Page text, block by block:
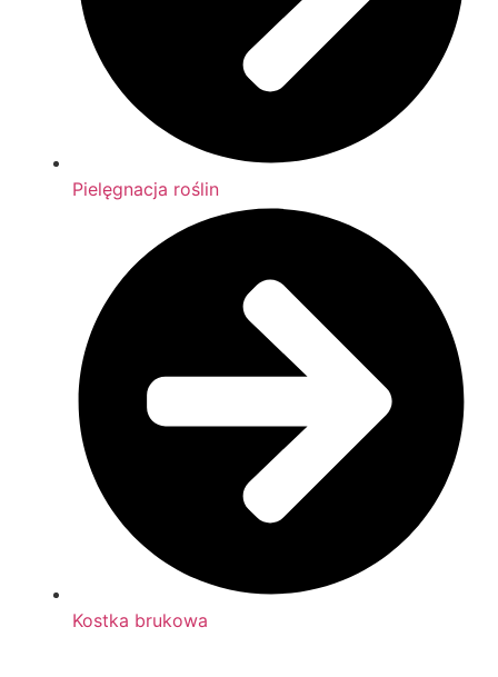
Pielęgnacja roślin
Kostka brukowa